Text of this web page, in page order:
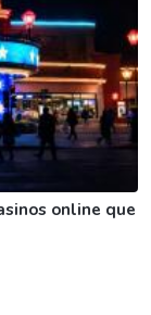
online que